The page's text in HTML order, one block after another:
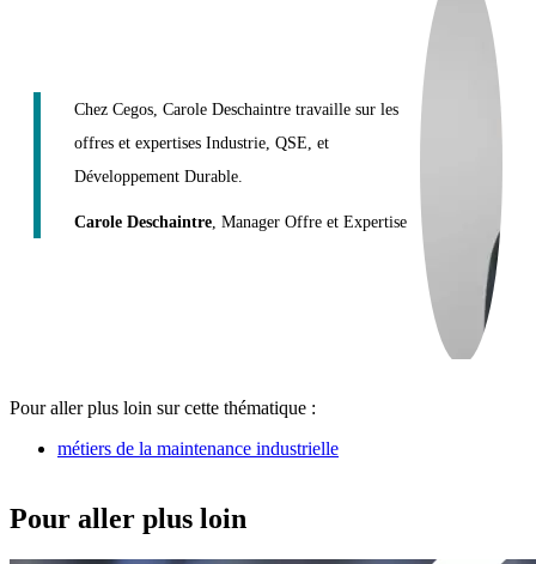
Chez Cegos, Carole Deschaintre travaille sur les
offres et expertises Industrie, QSE, et
Développement Durable.
Carole Deschaintre , Manager Offre et Expertise
Pour aller plus loin sur cette thématique :
métiers de la maintenance industrielle
Pour aller plus loin